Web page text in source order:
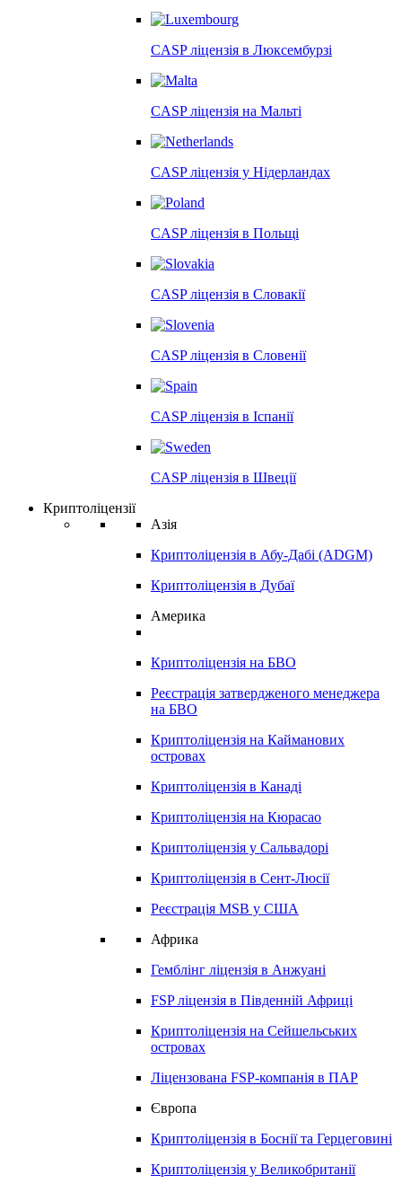
CASP ліцензія в Люксембурзі
CASP ліцензія на Мальті
CASP ліцензія у Нідерландах
CASP ліцензія в Польщі
CASP ліцензія в Словакії
CASP ліцензія в Словенії
CASP ліцензія в Іспанії
CASP ліцензія в Швеції
Криптоліцензії
Азія
Криптоліцензія в Абу-Дабі (ADGM)
Криптоліцензія в Дубаї
Америка
Криптоліцензія на БВО
Реєстрація затвердженого менеджера
на БВО
Криптоліцензія на Кайманових
островах
Криптоліцензія в Канаді
Криптоліцензія на Кюрасао
Криптоліцензія у Сальвадорі
Криптоліцензія в Сент-Люсії
Реєстрація MSB у США
Африка
Гемблінг ліцензія в Анжуані
FSP ліцензія в Південній Африці
Криптоліцензія на Сейшельських
островах
Ліцензована FSP-компанія в ПАР
Європа
Криптоліцензія в Боснії та Герцеговині
Криптоліцензія у Великобританії